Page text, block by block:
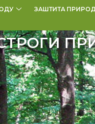
ЗАШТИТА